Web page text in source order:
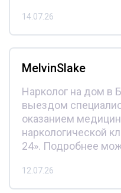
14.07.26
MelvinSlake
Нарколог на дом в
выездом
оказанием
наркологической
24». Подробнее
12.07.26